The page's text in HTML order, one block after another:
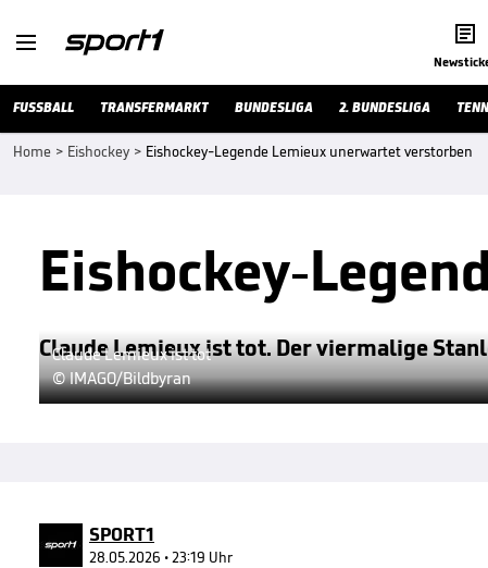
 
FUSSBALL TRANSFERMARKT BUNDESLIGA 2. BUNDESLIGA
Home > Eishockey > Eishockey-Legende Lemieux unerwartet verstorben
Eishockey-
Claude Lemieux ist tot. Der viermalige
Claude Lemieux ist tot
© IMAGO/Bildbyran
SPORT1
28.05.2026 • 23:19 Uhr